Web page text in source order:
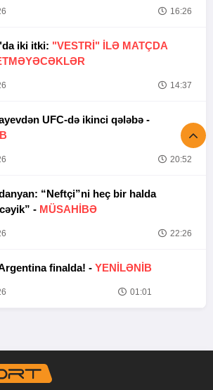
16:26
iki itki: "VESTRİ" İLƏ MATÇDA
14:37
Tofiq Musayevdən UFC-də ikinci qələbə -
20:52
“Neftçi”ni heç bir halda
- MÜSAHİBƏ
22:26
finalda! - YENİLƏNİB
01:01